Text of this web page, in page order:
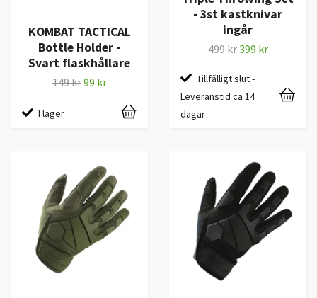
KOMBAT TACTICAL
Bottle Holder -
Svart flaskhållare
149 kr99 kr
I lager
- 3st kastknivar
ingår
499 kr399 kr
Tillfälligt slut -
Leveranstid ca 14
dagar